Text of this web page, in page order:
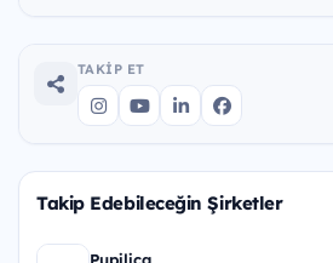
TAKIP ET
Takip Edebileceğin Şirketler